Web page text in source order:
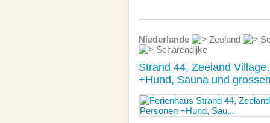
Niederlande Zeeland
Scharendijke
Strand 44, Zeeland
+Hund, Sauna und